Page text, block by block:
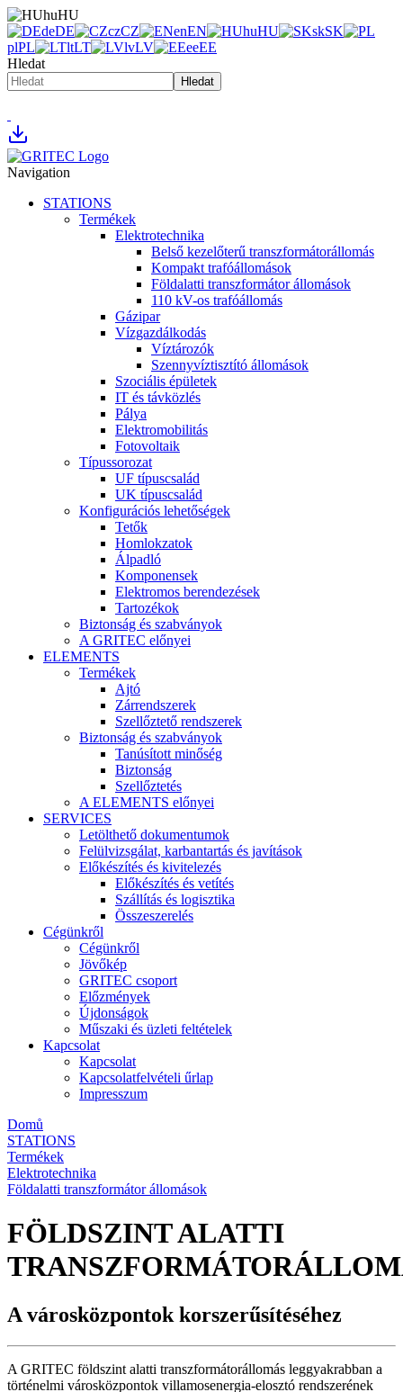
huHU
deDE czCZ enEN huHU skSK
plPL ltLT lvLV eeEE
Hledat
Hledat
Navigation
STATIONS
Termékek
Elektrotechnika
Belső kezelőterű transzformátorállomás
Kompakt trafóállomások
Földalatti transzformátor állomások
110 kV-os trafóállomás
Gázipar
Vízgazdálkodás
Víztározók
Szennyvíztisztító állomások
Szociális épületek
IT és távközlés
Pálya
Elektromobilitás
Fotovoltaik
Típussorozat
UF típuscsalád
UK típuscsalád
Konfigurációs lehetőségek
Tetők
Homlokzatok
Álpadló
Komponensek
Elektromos berendezések
Tartozékok
Biztonság és szabványok
A GRITEC előnyei
ELEMENTS
Termékek
Ajtó
Zárrendszerek
Szellőztető rendszerek
Biztonság és szabványok
Tanúsított minőség
Biztonság
Szellőztetés
A ELEMENTS előnyei
SERVICES
Letölthető dokumentumok
Felülvizsgálat, karbantartás és javítások
Előkészítés és kivitelezés
Előkészítés és vetítés
Szállítás és logisztika
Összeszerelés
Cégünkről
Cégünkről
Jövőkép
GRITEC csoport
Előzmények
Újdonságok
Műszaki és üzleti feltételek
Kapcsolat
Kapcsolat
Kapcsolatfelvételi űrlap
Impresszum
Domů
STATIONS
Termékek
Elektrotechnika
Földalatti transzformátor állomások
FÖLDSZINT ALATTI
A városközpontok korszerűsítéséhez
A GRITEC földszint alatti transzformátorállomás leggyakrabban a
történelmi városközpontok villamosenergia-elosztó rendszerének